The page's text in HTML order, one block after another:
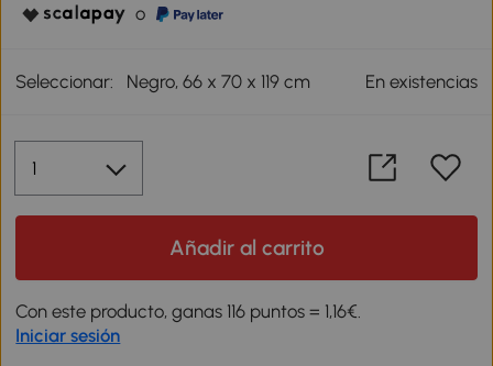
o
Seleccionar: Negro, 66 x 70 x 119 cm En existencias
Añadir al carrito
Con este producto, ganas 116 puntos = 1,16€.
Iniciar sesión